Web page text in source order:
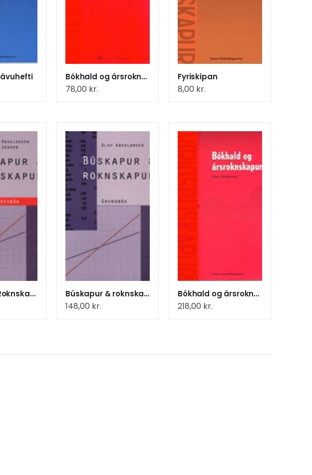
Bókhald og ársroknskapur - upp
78,00 kr.
Fyriskipan
8,00 kr.
Búskapur&Roknskapur,uppg. Búskapur & roknskapur, Grundbók
148,00 kr.
Bókhald og ársroknskapur
218,00 kr.